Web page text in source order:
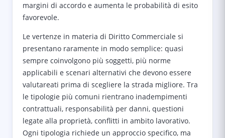
margini di accordo e aumenta le probabilità di esito
favorevole.
Le vertenze in materia di Diritto Commerciale si
presentano raramente in modo semplice: quasi
sempre coinvolgono più soggetti, più norme
applicabili e scenari alternativi che devono essere
valutareati prima di scegliere la strada migliore. Tra
le tipologie più comuni rientrano inadempimenti
contrattuali, responsabilità per danni, questioni
legate alla proprietà, conflitti in ambito lavorativo.
Ogni tipologia richiede un approccio specifico, ma